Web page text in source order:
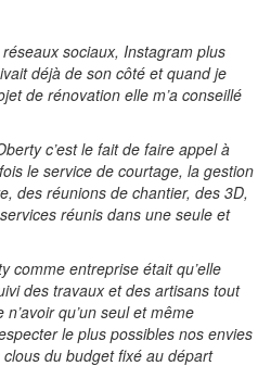
sociaux, Instagram plus
déjà de son côté et quand je
de rénovation elle m’a conseillé
c’est le fait de faire appel à
le service de courtage, la gestion
des réunions de chantier, des 3D,
réunis dans une seule et
comme entreprise était qu’elle
des travaux et des artisans tout
qu’un seul et même
le plus possibles nos envies
du budget fixé au départ